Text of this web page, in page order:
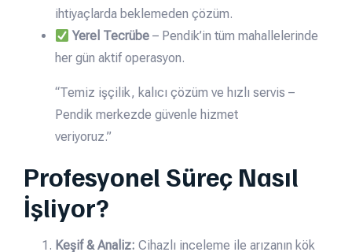
ihtiyaçlarda beklemeden çözüm.
Yerel Tecrübe – Pendik’in tüm mahallelerinde
her gün aktif operasyon.
“Temiz işçilik, kalıcı çözüm ve hızlı servis –
Pendik merkezde güvenle hizmet
veriyoruz.”
Profesyonel Süreç Nasıl
İşliyor?
Keşif & Analiz: Cihazlı inceleme ile arızanın kök